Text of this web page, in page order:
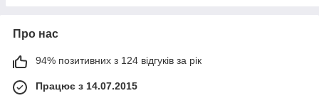
Ми працюємо без перерви і вихідних. Зателефонуйте нам
Про нас
94% позитивних з 124 відгуків за рік
Працює з 14.07.2015